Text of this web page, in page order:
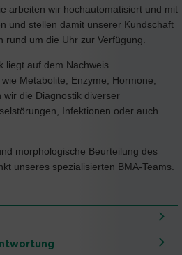
arbeiten wir hochautomatisiert und mit
und stellen damit unserer Kundschaft
rund um die Uhr zur Verfügung.
liegt auf dem Nachweis
Metabolite, Enzyme, Hormone,
die Diagnostik diverser
Infektionen oder auch
morphologische Beurteilung des
unseres spezialisierten BMA-Teams.